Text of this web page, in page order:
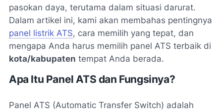
pasokan daya, terutama dalam situasi darurat.
Dalam artikel ini, kami akan membahas pentingnya
panel listrik ATS, cara memilih yang tepat, dan
mengapa Anda harus memilih panel ATS terbaik di
kota/kabupaten tempat Anda berada.
Apa Itu Panel ATS dan Fungsinya?
Panel ATS (Automatic Transfer Switch) adalah